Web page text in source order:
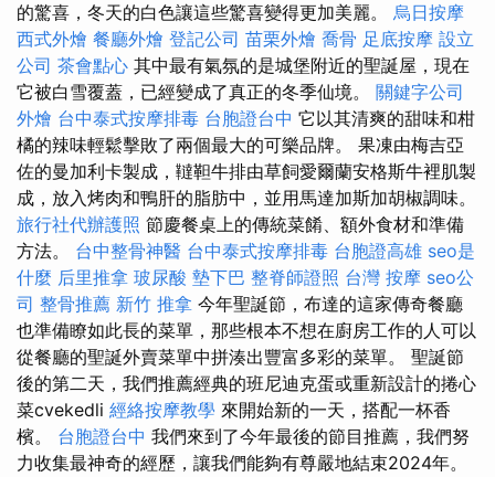
的驚喜，冬天的白色讓這些驚喜變得更加美麗。 烏日按摩
西式外燴 餐廳外燴 登記公司 苗栗外燴 喬骨 足底按摩 設立
公司 茶會點心 其中最有氣氛的是城堡附近的聖誕屋，現在
它被白雪覆蓋，已經變成了真正的冬季仙境。 關鍵字公司
外燴 台中泰式按摩排毒 台胞證台中 它以其清爽的甜味和柑
橘的辣味輕鬆擊敗了兩個最大的可樂品牌。 果凍由梅吉亞
佐的曼加利卡製成，韃靼牛排由草飼愛爾蘭安格斯牛裡肌製
成，放入烤肉和鴨肝的脂肪中，並用馬達加斯加胡椒調味。
旅行社代辦護照 節慶餐桌上的傳統菜餚、額外食材和準備
方法。 台中整骨神醫 台中泰式按摩排毒 台胞證高雄 seo是
什麼 后里推拿 玻尿酸 墊下巴 整脊師證照 台灣 按摩 seo公
司 整骨推薦 新竹 推拿 今年聖誕節，布達的這家傳奇餐廳
也準備瞭如此長的菜單，那些根本不想在廚房工作的人可以
從餐廳的聖誕外賣菜單中拼湊出豐富多彩的菜單。 聖誕節
後的第二天，我們推薦經典的班尼迪克蛋或重新設計的捲心
菜cvekedli 經絡按摩教學 來開始新的一天，搭配一杯香
檳。 台胞證台中 我們來到了今年最後的節目推薦，我們努
力收集最神奇的經歷，讓我們能夠有尊嚴地結束2024年。